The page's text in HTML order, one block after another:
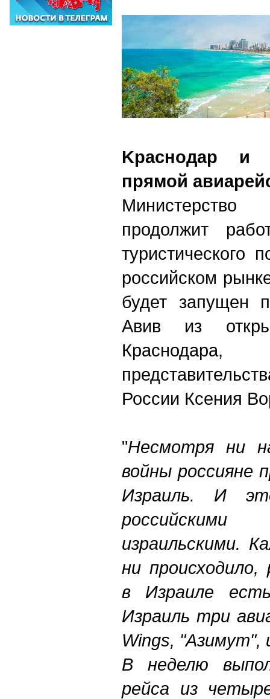
Kраснодар и
прямой
продолжит
туристического
российском
будет запущен
Авив из
Краснодара,
России Ксения
"Несмотря ни
войны россияне
Израиль. И
израильскими.
ни
в Израиле
Израиль три
Wings, "Азимут",
В неделю
рейса из